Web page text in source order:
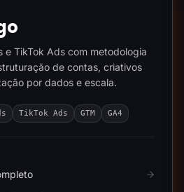
e TikTok Ads com metodologia
de contas, criativos
por dados e escala.
TikTok Ads GTM GA4